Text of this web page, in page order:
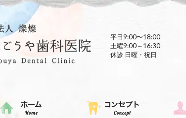
平日9:00〜18:00
土曜9:00～16:30
休診 日曜・祝日